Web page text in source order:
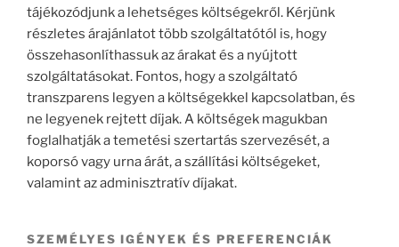
tájékozódjunk a lehetséges költségekről. Kérjünk
részletes árajánlatot több szolgáltatótól is, hogy
összehasonlíthassuk az árakat és a nyújtott
szolgáltatásokat. Fontos, hogy a szolgáltató
transzparens legyen a költségekkel kapcsolatban, és
ne legyenek rejtett díjak. A költségek magukban
foglalhatják a temetési szertartás szervezését, a
koporsó vagy urna árát, a szállítási költségeket,
valamint az adminisztratív díjakat.
SZEMÉLYES IGÉNYEK ÉS PREFERENCIÁK